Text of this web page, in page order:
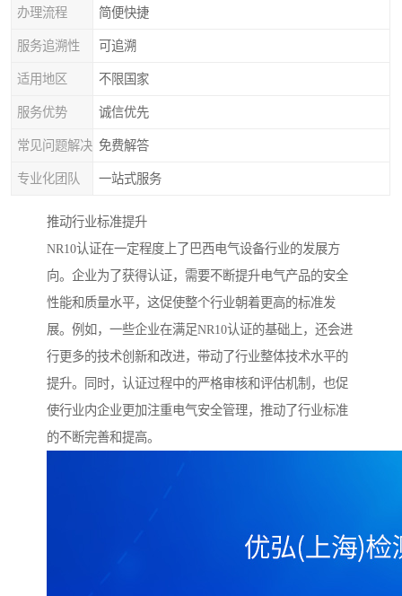
办理流程 简便快捷
服务追溯性 可追溯
适用地区 不限国家
服务优势 诚信优先
常见问题解决 免费解答
专业化团队 一站式服务
推动行业标准提升
NR10认证在一定程度上了巴西电气设备行业的发展方
向。企业为了获得认证，需要不断提升电气产品的安全
性能和质量水平，这促使整个行业朝着更高的标准发
展。例如，一些企业在满足NR10认证的基础上，还会进
行更多的技术创新和改进，带动了行业整体技术水平的
提升。同时，认证过程中的严格审核和评估机制，也促
使行业内企业更加注重电气安全管理，推动了行业标准
的不断完善和提高。